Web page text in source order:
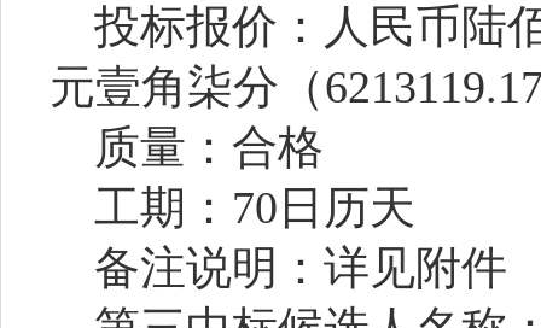
投标报价： 人民币陆
元壹角柒分 （
质量：合格
工期： 70日历天
备注说明：详见附件